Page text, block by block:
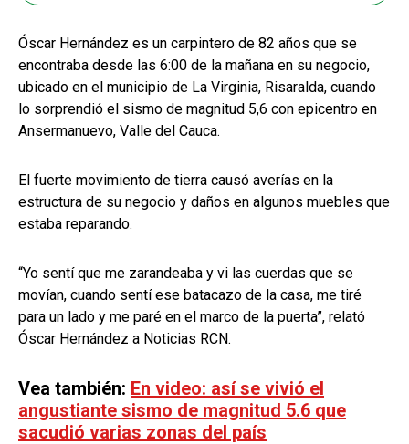
Óscar Hernández es un carpintero de 82 años que se
encontraba desde las 6:00 de la mañana en su negocio,
ubicado en el municipio de La Virginia, Risaralda, cuando
lo sorprendió el sismo de magnitud 5,6 con epicentro en
Ansermanuevo, Valle del Cauca.
El fuerte movimiento de tierra causó averías en la
estructura de su negocio y daños en algunos muebles que
estaba reparando.
“Yo sentí que me zarandeaba y vi las cuerdas que se
movían, cuando sentí ese batacazo de la casa, me tiré
para un lado y me paré en el marco de la puerta”, relató
Óscar Hernández a Noticias RCN.
Vea también: En video: así se vivió el
angustiante sismo de magnitud 5.6 que
sacudió varias zonas del país